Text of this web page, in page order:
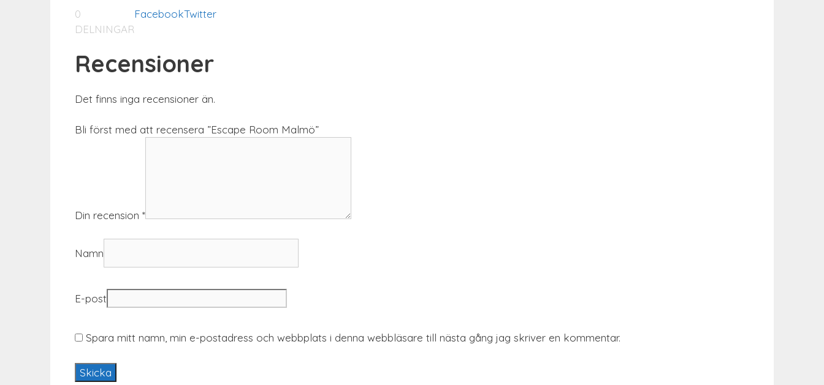
0
DELNINGAR
FacebookTwitter
Recensioner
Det finns inga recensioner än.
Bli först med att recensera ”Escape Room Malmö”
Din recension *
Namn
E-post
Spara mitt namn, min e-postadress och webbplats i denna webbläsare till nästa gång jag skriver en kommentar.